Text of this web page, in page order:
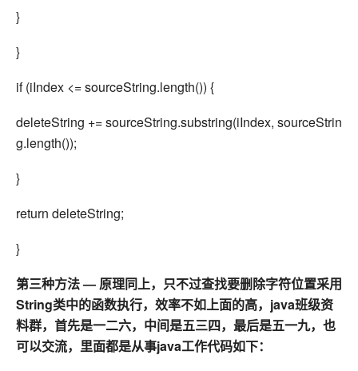
}
}
if (iIndex <= sourceString.length()) {
deleteString += sourceString.substring(iIndex, sourceStrin
g.length());
}
return deleteString;
}
第三种方法 — 原理同上，只不过查找要删除字符位置采用
String类中的函数执行，效率不如上面的高，java班级资
料群，首先是一二六，中间是五三四，最后是五一九，也
可以交流，里面都是从事java工作代码如下：